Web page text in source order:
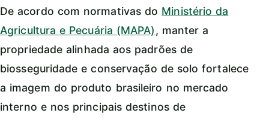
De acordo com normativas do Ministério da
Agricultura e Pecuária (MAPA), manter a
propriedade alinhada aos padrões de
biosseguridade e conservação de solo fortalece
a imagem do produto brasileiro no mercado
interno e nos principais destinos de